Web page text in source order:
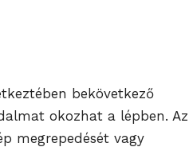
bekövetkező
okozhat a lépben. Az
megrepedését vagy